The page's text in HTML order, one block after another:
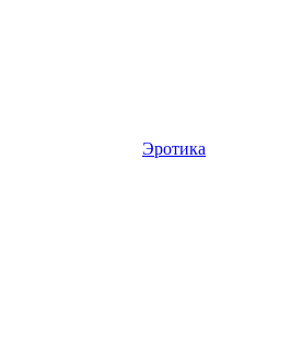
Эротика